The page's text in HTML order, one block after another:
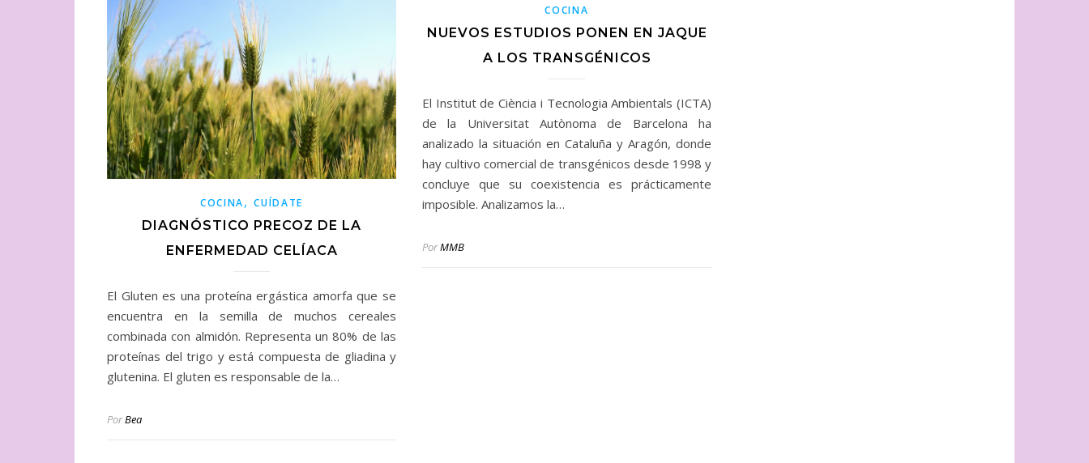
COCINA,CUÍDATE
DIAGNÓSTICO PRECOZ DE LA
ENFERMEDAD CELÍACA
El Gluten es una proteína ergástica amorfa que se
encuentra en la semilla de muchos cereales
combinada con almidón. Representa un 80% de las
proteínas del trigo y está compuesta de gliadina y
glutenina. El gluten es responsable de la…
PorBea
COCINA
NUEVOS ESTUDIOS PONEN EN JAQUE
A LOS TRANSGÉNICOS
El Institut de Ciència i Tecnologia Ambientals (ICTA)
de la Universitat Autònoma de Barcelona ha
analizado la situación en Cataluña y Aragón, donde
hay cultivo comercial de transgénicos desde 1998 y
concluye que su coexistencia es prácticamente
imposible. Analizamos la…
PorMMB